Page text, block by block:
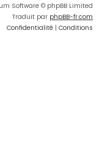
Software © phpBB Limited
Traduit par phpBB-fr.com
Confidentialité | Conditions